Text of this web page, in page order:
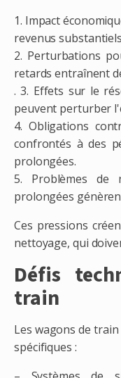
1. Impact
revenus
2. Perturbations
retards entraînent
. 3. Effets sur le
peuvent perturber
4. Obligations
confrontés à des
prolongées.
5. Problèmes de
prolongées
Ces pressions
nettoyage, qui
Défis
train
Les wagons de
spécifiques :